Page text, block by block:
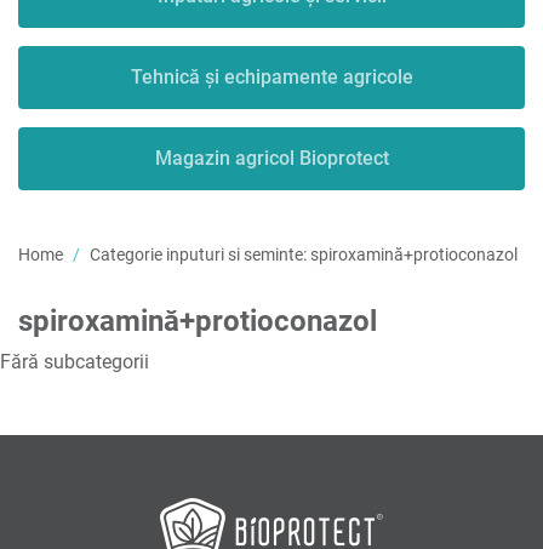
Tehnică și echipamente agricole
Magazin agricol Bioprotect
Home Categorie inputuri si seminte: spiroxamină+protioconazol
spiroxamină+protioconazol
Fără subcategorii